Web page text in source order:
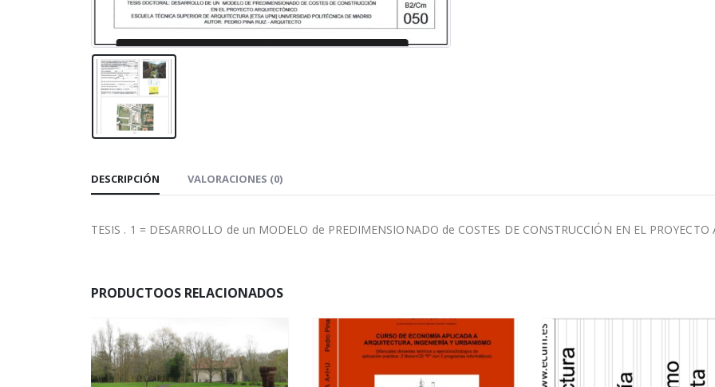
DESCRIPCIÓN VALORACIONES (0)
TESIS . 1 = DESARROLLO de un MODELO de PREDIMENSIONADO de COSTES DE CONSTRUCCIÓN EN EL
PRODUCTOOS RELACIONADOS